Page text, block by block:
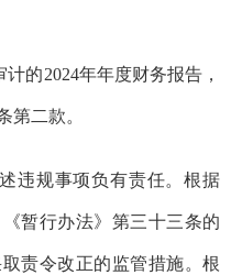
计的2024年年度财务报告，
第二款。
违规事项负有责任。根据
《暂行办法》第三十三条的
责令改正的监管措施。根